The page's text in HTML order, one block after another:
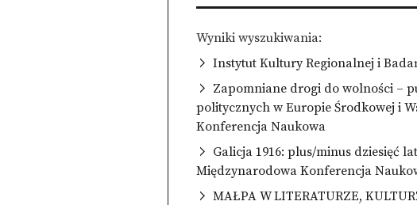
Wyniki wyszukiwania
Instytut Kultury Regionalnej i
Zapomniane drogi do wolności –
politycznych w Europie Środkowej i
Konferencja Naukowa
Galicja 1916: plus/minus dziesięć
Międzynarodowa Konferencja
MAŁPA W LITERATURZE,